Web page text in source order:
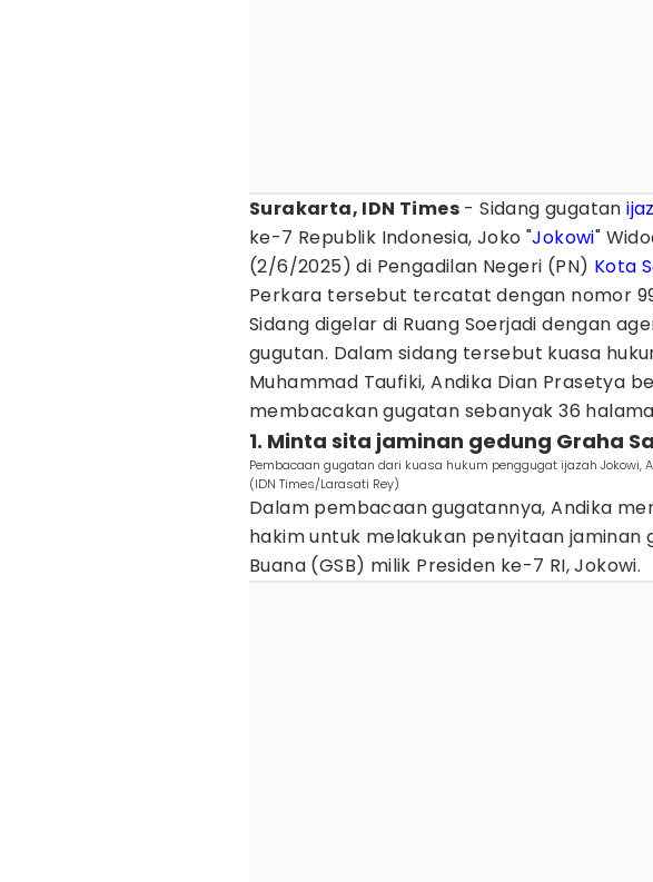
Surakarta, IDN Times - Sidang gugatan
ke-7 Republik Indonesia, Joko "Jokowi"
(2/6/2025) di Pengadilan Negeri (PN) Kota
Perkara tersebut tercatat dengan nomor
Sidang digelar di Ruang Soerjadi dengan
gugutan. Dalam sidang tersebut kuasa
Muhammad Taufiki, Andika Dian Prasetya
membacakan gugatan sebanyak 36
1. Minta sita jaminan gedung Graha
Pembacaan gugatan dari kuasa hukum penggugat ijazah Jokowi,
(IDN Times/Larasati Rey)
Dalam pembacaan gugatannya, Andika
hakim untuk melakukan penyitaan jaminan
Buana (GSB) milik Presiden ke-7 RI, Jokowi.